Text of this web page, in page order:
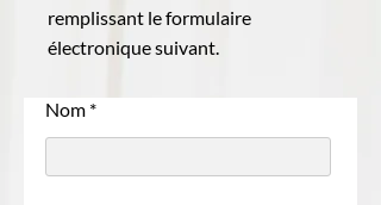
remplissant le formulaire
électronique suivant.
Nom